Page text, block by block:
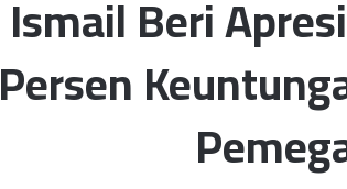
Ismail Beri
Persen